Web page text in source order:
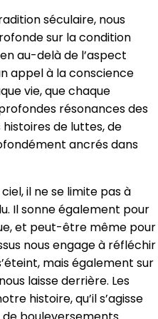
séculaire, nous
sur la condition
au-delà de l’aspect
appel à la conscience
vie, que chaque
résonances des
de luttes, de
ancrés dans
il ne se limite pas à
Il sonne également pour
et peut-être même pour
nous engage à réfléchir
mais également sur
laisse derrière. Les
histoire, qu’il s’agisse